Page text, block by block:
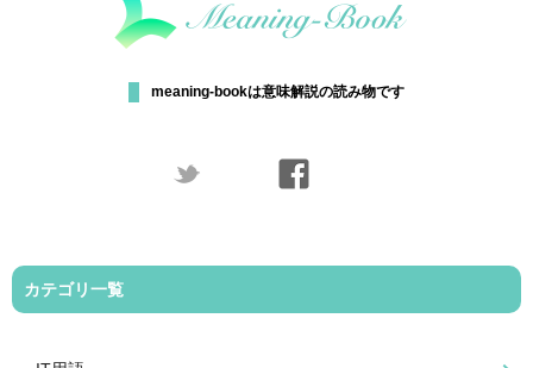
meaning-bookは意味解説の読み物です
カテゴリ一覧